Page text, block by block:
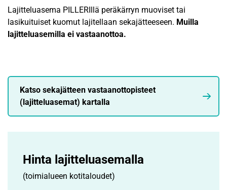
Lajitteluasema PILLERIllä peräkärryn muoviset tai
lasikuituiset kuomut lajitellaan sekajätteeseen. Muilla
lajitteluasemilla ei vastaanottoa.
Katso sekajätteen vastaanottopisteet
(lajitteluasemat) kartalla
Hinta lajittelu­asemalla
(toimialueen kotitaloudet)